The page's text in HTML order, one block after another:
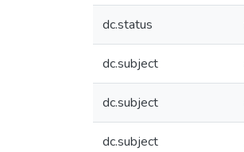
dc.status
dc.subject
dc.subject
dc.subject